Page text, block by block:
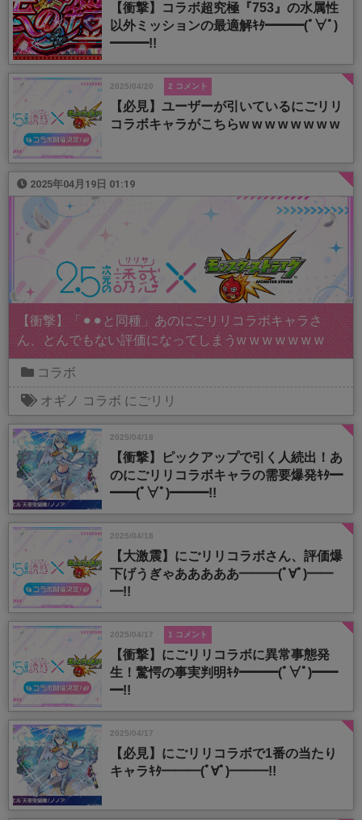
【衝撃】コラボ超究極『753』の水属性
以外ミッションの最適解ｷﾀ━━━(ﾟ∀ﾟ)
━━━!!
2025/04/20 2 コメント
【必見】ユーザーが引いているにごリリ
コラボキャラがこちらw w w w w w w w
2025年04月19日 01:19
【衝撃】「⚫︎⚫︎と同種」あのにごリリコラボキャラさ
ん、とんでもない評価になってしまうw w w w w w w
コラボ
オギノ コラボ にごリリ
2025/04/18
【衝撃】ピックアップで引く人続出！あ
のにごリリコラボキャラの需要爆発ｷﾀ━
━━(ﾟ∀ﾟ)━━━!!
2025/04/18
【大激震】にごリリコラボさん、評価爆
下げうぎゃあああああ━━━(ﾟ∀ﾟ)━━
━!!
2025/04/17 1 コメント
【衝撃】にごリリコラボに異常事態発
生！驚愕の事実判明ｷﾀ━━━(ﾟ∀ﾟ)━━
━!!
2025/04/17
【必見】にごリリコラボで1番の当たり
キャラｷﾀ━━━(ﾟ∀ﾟ)━━━!!